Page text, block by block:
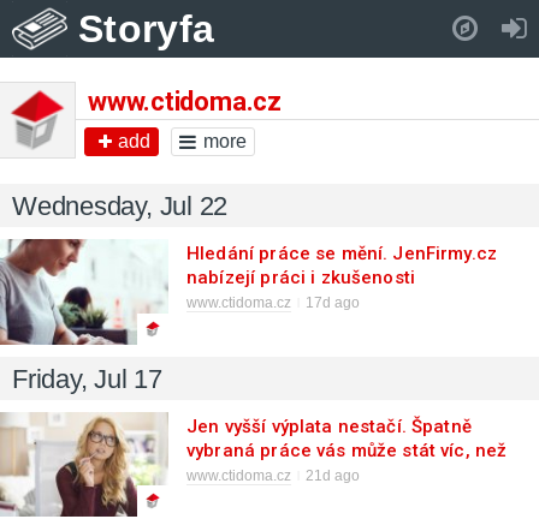
Storyfa
www.ctidoma.cz
add more
Wednesday, Jul 22
Hledání práce se mění. JenFirmy.cz
nabízejí práci i zkušenosti
zaměstnanců
www.ctidoma.cz 17d ago
Friday, Jul 17
Jen vyšší výplata nestačí. Špatně
vybraná práce vás může stát víc, než
myslíte
www.ctidoma.cz 21d ago
Pull down to refresh..